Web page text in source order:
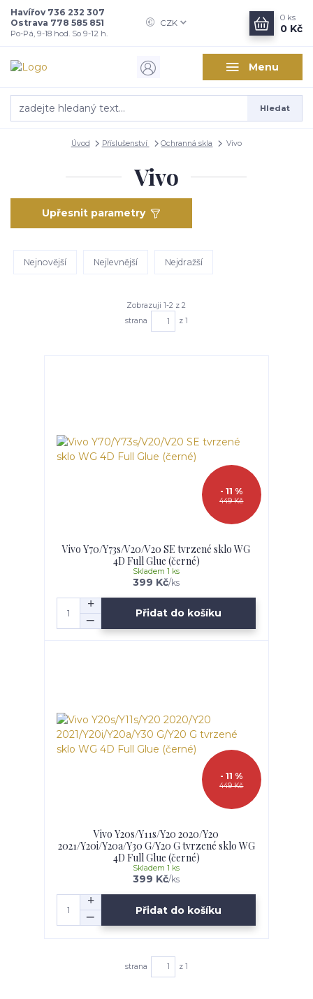
Menu
CZK
Hledat
Havířov 736 232 307
Ostrava 778 585 851
Po-Pá, 9-18 hod. So 9-12 h.
0 ks
0 Kč
Úvod Příslušenství Ochranná skla Vivo
Vivo
Upřesnit parametry
Nejnovější Nejlevnější Nejdražší
Zobrazuji 1-2 z 2
strana
z 1
449 Kč
- 11 %
Vivo Y70/Y73s/V20/V20 SE tvrzené sklo WG
4D Full Glue (černé)
399 Kč/ks
Skladem 1 ks
Přidat do košíku
449 Kč
- 11 %
Vivo Y20s/Y11s/Y20 2020/Y20
2021/Y20i/Y20a/Y30 G/Y20 G tvrzené sklo WG
4D Full Glue (černé)
399 Kč/ks
Skladem 1 ks
Přidat do košíku
strana z 1